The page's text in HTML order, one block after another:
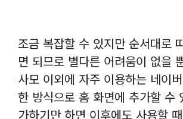
조금 복잡할 수 있지만 순서대로
면 되므로 별다른 어려움이 없을
사모 이외에 자주 이용하는 네이
한 방식으로 홈 화면에 추가할 수
가하기만 하면 이후에도 사용할